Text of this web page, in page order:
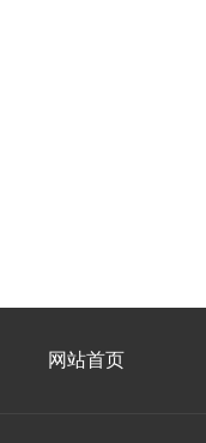
网站首页